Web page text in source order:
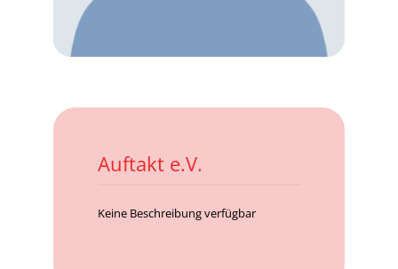
Auftakt e.V.
Keine Beschreibung verfügbar